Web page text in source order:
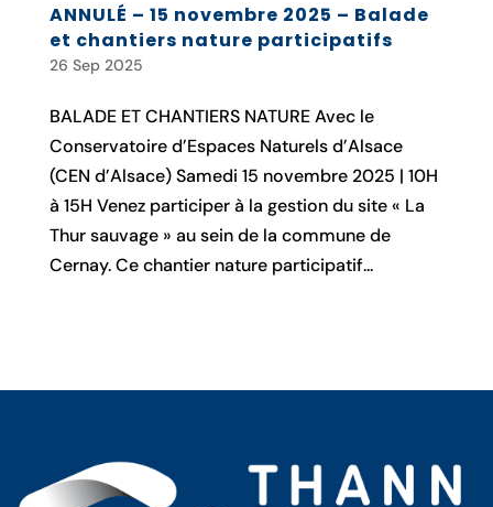
ANNULÉ – 15 novembre 2025 – Balade
et chantiers nature participatifs
26 Sep 2025
BALADE ET CHANTIERS NATURE Avec le
Conservatoire d’Espaces Naturels d’Alsace
(CEN d’Alsace) Samedi 15 novembre 2025 | 10H
à 15H Venez participer à la gestion du site « La
Thur sauvage » au sein de la commune de
Cernay. Ce chantier nature participatif...